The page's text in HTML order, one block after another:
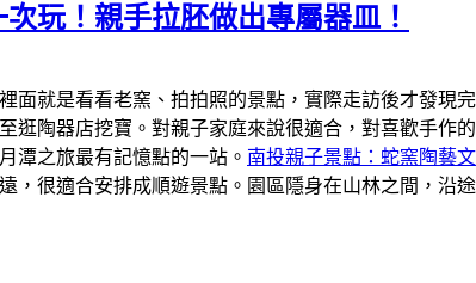
玩！親手拉胚做出專屬器皿！
面就是看看老窯、拍拍照的景點，實際走訪後才發現
陶器店挖寶。對親子家庭來說很適合，對喜歡手作
潭之旅最有記憶點的一站。 南投親子景點：蛇窯陶藝
，很適合安排成順遊景點。園區隱身在山林之間，沿